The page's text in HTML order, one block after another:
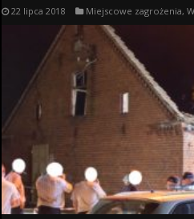
22 lipca 2018 Miejscowe zagrożenia,